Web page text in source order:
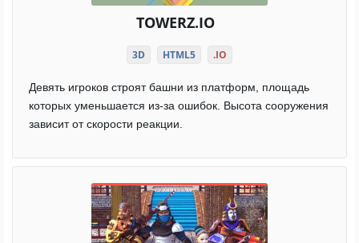
TOWERZ.IO
3D HTML5 .IO
Девять игроков строят башни из платформ, площадь
которых уменьшается из-за ошибок. Высота сооружения
зависит от скорости реакции.